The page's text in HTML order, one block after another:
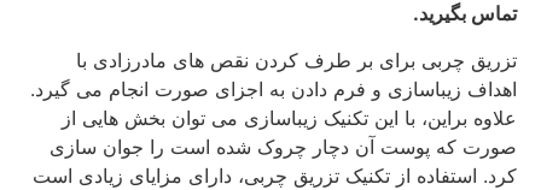
تماس بگیرید.
تزریق چربی برای بر طرف کردن نقص های مادرزادی با
اهداف زیباسازی و فرم دادن به اجزای صورت انجام می گیرد.
علاوه براین، با این تکنیک زیباسازی می توان بخش هایی از
صورت که پوست آن دچار چروک شده است را جوان سازی
کرد. استفاده از تکنیک تزریق چربی، دارای مزایای زیادی است